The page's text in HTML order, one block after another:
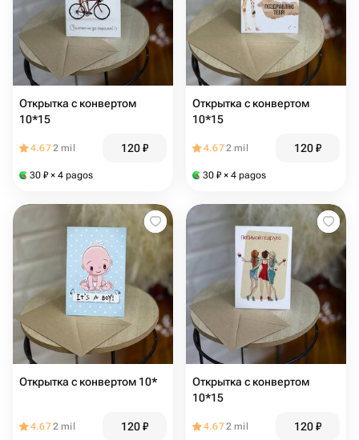
Открытка с конвертом
10*15
4.672 mil 120₽
30 ₽ × 4 pagos
Открытка с конвертом
10*15
4.672 mil 120₽
30 ₽ × 4 pagos
Открытка с конвертом 10*
4.672 mil 120₽
Открытка с конвертом
10*15
4.672 mil 120₽